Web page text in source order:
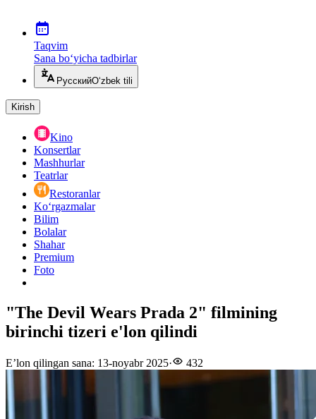
Taqvim
Sana bo‘yicha tadbirlar
РусскийO‘zbek tili
Kirish
Kino
Konsertlar
Mashhurlar
Teatrlar
Restoranlar
Ko‘rgazmalar
Bilim
Bolalar
Shahar
Premium
Foto
"The Devil Wears Prada 2" filmining
birinchi tizeri e'lon qilindi
E’lon qilingan sana: 13-noyabr 2025· 432